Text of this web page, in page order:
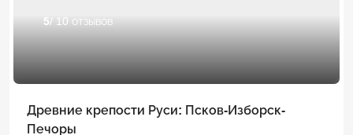
5/ 10 отзывов
Древние крепости Руси: Псков-Изборск-
Печоры